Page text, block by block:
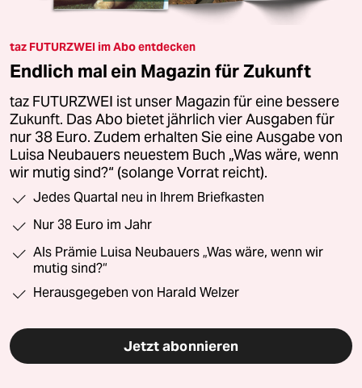
taz FUTURZWEI im Abo entdecken
Endlich mal ein Magazin für Zukunft
taz FUTURZWEI ist unser Magazin für eine bessere
Zukunft. Das Abo bietet jährlich vier Ausgaben für
nur 38 Euro. Zudem erhalten Sie eine Ausgabe von
Luisa Neubauers neuestem Buch „Was wäre, wenn
wir mutig sind?“ (solange Vorrat reicht).
Jedes Quartal neu in Ihrem Briefkasten
Nur 38 Euro im Jahr
Als Prämie Luisa Neubauers „Was wäre, wenn wir
mutig sind?“
Herausgegeben von Harald Welzer
Jetzt abonnieren